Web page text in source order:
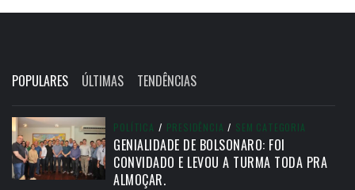
POPULARES ÚLTIMAS TENDÊNCIAS
POLÍTICA / PRESIDÊNCIA / SEM CATEGORIA
GENIALIDADE DE BOLSONARO: FOI
CONVIDADO E LEVOU A TURMA TODA PRA
ALMOÇAR.